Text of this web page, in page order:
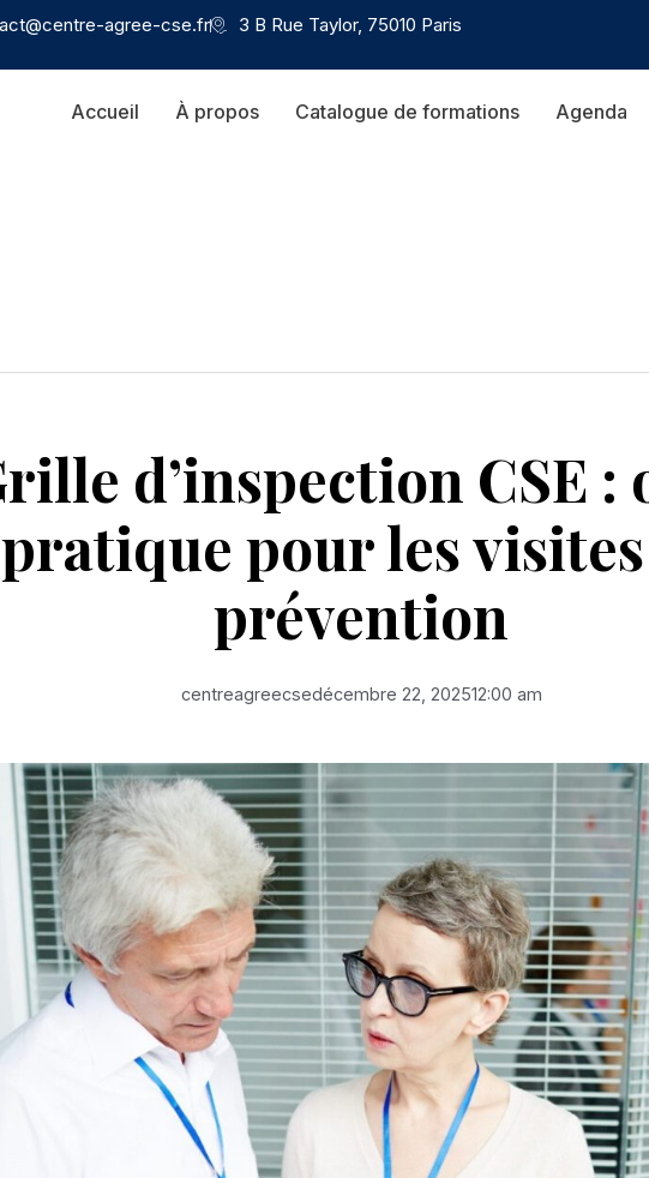
agree-cse.fr 3 B Rue Taylor, 75010 Paris
Accueil À propos Catalogue de formations Agenda
d’inspection CSE :
pratique pour les
prévention
centreagreecsedécembre 22, 202512:00 am